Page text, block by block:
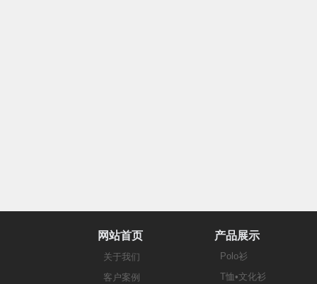
网站首页
关于我们
客户案例
产品展示
Polo衫
T恤•文化衫